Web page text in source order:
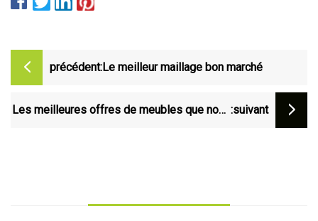
précédent:Le meilleur maillage bon marché
Les meilleures offres de meubles que nous :suivant